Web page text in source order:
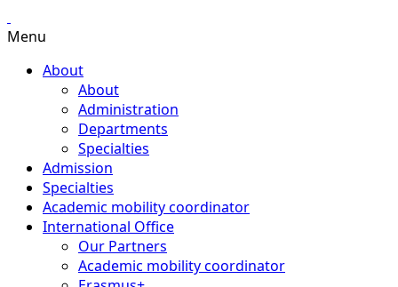
Menu
About
About
Administration
Departments
Specialties
Admission
Specialties
Academic mobility coordinator
International Office
Our Partners
Academic mobility coordinator